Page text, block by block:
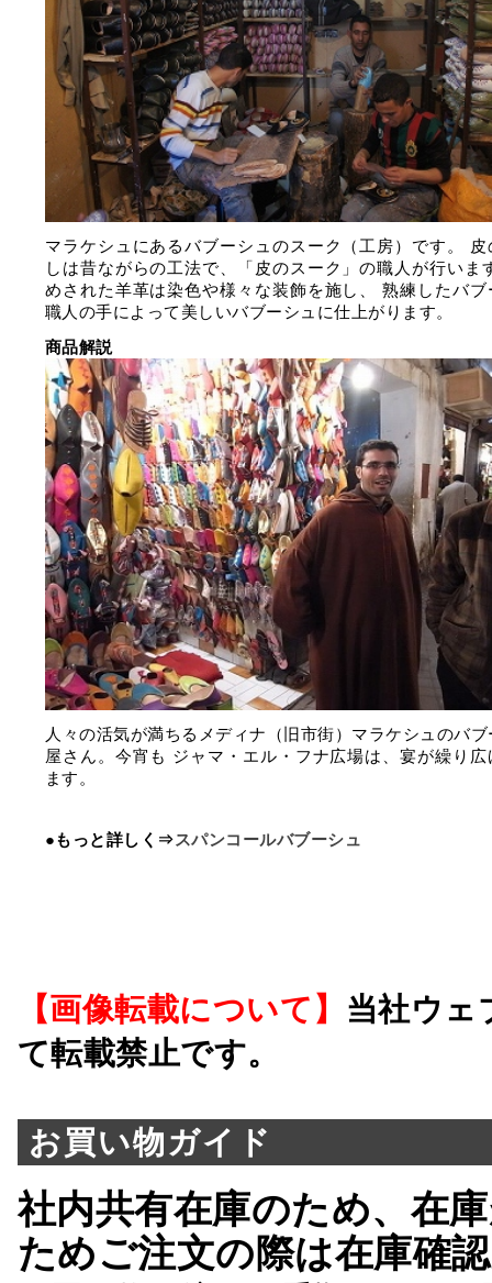
マラケシュにあるバブーシュのスーク（工房）です。 皮
しは昔ながらの工法で、「皮のスーク」の職人が行いま
めされた羊革は染色や様々な装飾を施し、 熟練したバブ
職人の手によって美しいバブーシュに仕上がります。
商品解説
人々の活気が満ちるメディナ（旧市街）マラケシュのバ
屋さん。今宵も ジャマ・エル・フナ広場は、宴が繰り広
ます。
●もっと詳しく⇒スパンコールバブーシュ
【画像転載について】 当社ウェ
て転載禁止です。
お買い物ガイド
社内共有在庫のため、在
ためご注文の際は在庫確